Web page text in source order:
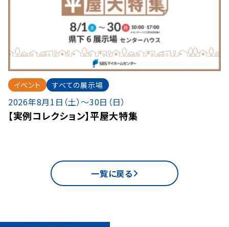
イベント すべての展示場
2026年8月1日（土）〜30日（日）
【実例コレクション】平屋大特集
一覧に戻る